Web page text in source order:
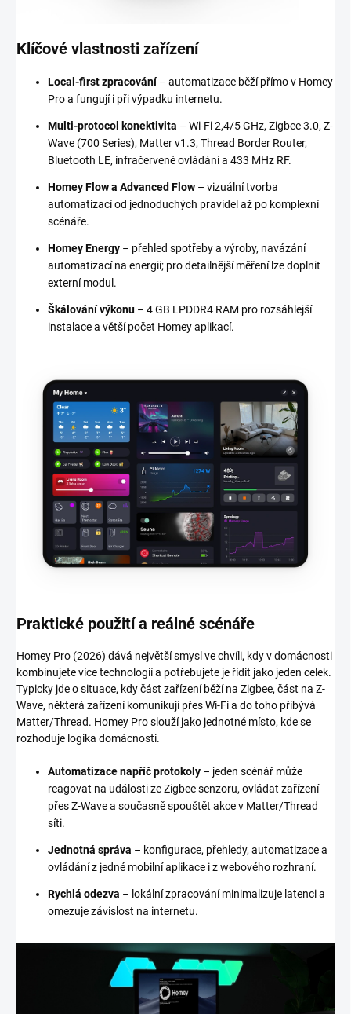
Klíčové vlastnosti zařízení
Local-first zpracování– automatizace běží přímo v Homey
Pro a fungují i při výpadku internetu.
Multi-protocol konektivita – Wi-Fi 2,4/5 GHz, Zigbee 3.0, Z-
Wave (700 Series), Matter v1.3, Thread Border Router,
Bluetooth LE, infračervené ovládání a 433 MHz RF.
Homey Flow a Advanced Flow – vizuální tvorba
automatizací od jednoduchých pravidel až po komplexní
scénáře.
Homey Energy – přehled spotřeby a výroby, navázání
automatizací na energii; pro detailnější měření lze doplnit
externí modul.
Škálování výkonu – 4 GB LPDDR4 RAM pro rozsáhlejší
instalace a větší počet Homey aplikací.
Praktické použití a reálné scénáře
Homey Pro (2026) dává největší smysl ve chvíli, kdy v domácnosti
kombinujete více technologií a potřebujete je řídit jako jeden celek.
Typicky jde o situace, kdy část zařízení běží na Zigbee, část na Z-
Wave, některá zařízení komunikují přes Wi-Fi a do toho přibývá
Matter/Thread. Homey Pro slouží jako jednotné místo, kde se
rozhoduje logika domácnosti.
Automatizace napříč protokoly – jeden scénář může
reagovat na události ze Zigbee senzoru, ovládat zařízení
přes Z-Wave a současně spouštět akce v Matter/Thread
síti.
Jednotná správa – konfigurace, přehledy, automatizace a
ovládání z jedné mobilní aplikace i z webového rozhraní.
Rychlá odezva – lokální zpracování minimalizuje latenci a
omezuje závislost na internetu.